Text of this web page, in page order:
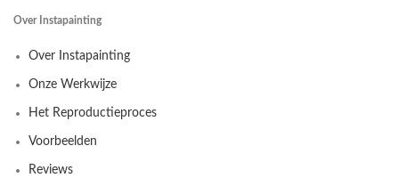
Over Instapainting
Over Instapainting
Onze Werkwijze
Het Reproductieproces
Voorbeelden
Reviews